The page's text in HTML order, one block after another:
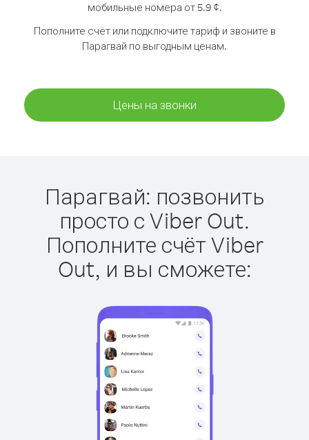
мобильные номера от 5.9 ¢.
Пополните счёт или подключите тариф и звоните в
Парагвай по выгодным ценам.
Цены на звонки
Парагвай: позвонить
просто с Viber Out.
Пополните счёт Viber
Out, и вы сможете: